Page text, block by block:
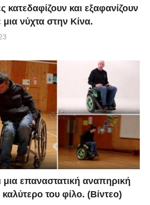
κατεδαφίζουν και εξαφανίζουν
νύχτα στην Κίνα.
μια επαναστατική αναπηρική
του φίλο. (Βίντεο)